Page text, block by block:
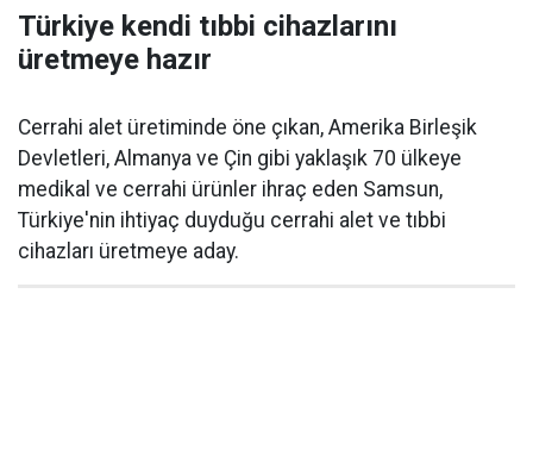
Türkiye kendi tıbbi cihazlarını
üretmeye hazır
Cerrahi alet üretiminde öne çıkan, Amerika Birleşik
Devletleri, Almanya ve Çin gibi yaklaşık 70 ülkeye
medikal ve cerrahi ürünler ihraç eden Samsun,
Türkiye'nin ihtiyaç duyduğu cerrahi alet ve tıbbi
cihazları üretmeye aday.